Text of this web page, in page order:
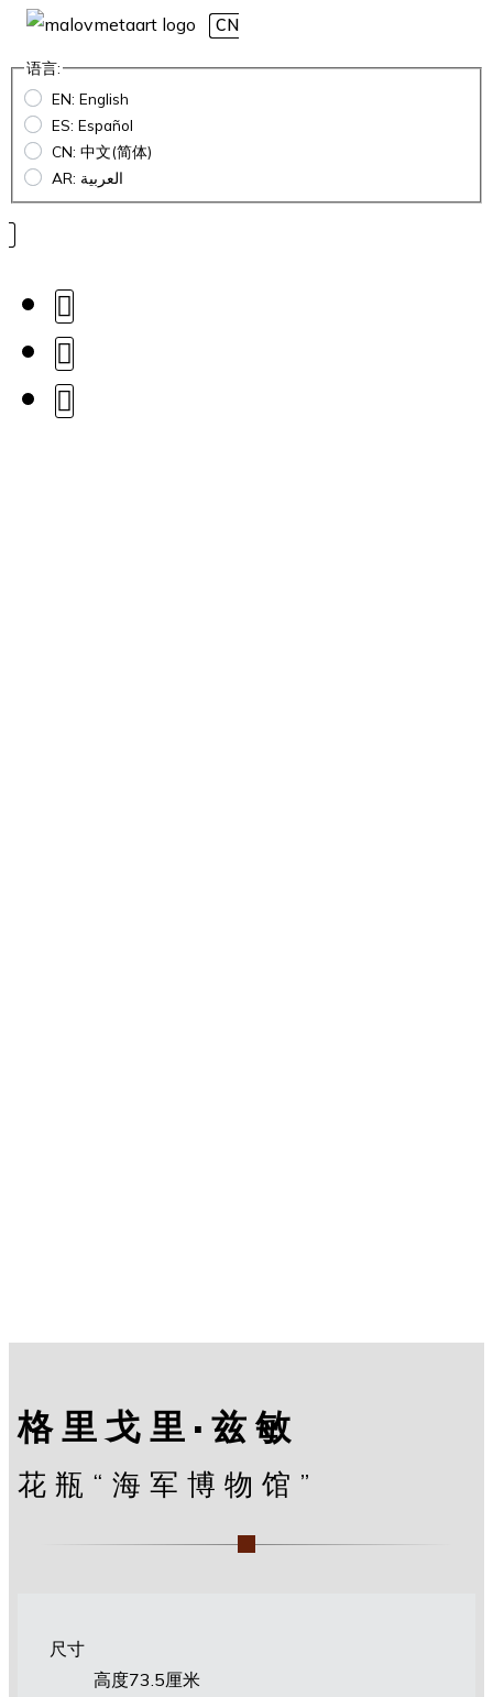
CN
语言:
EN: English
ES: Español
CN: 中文(简体)
AR: العربية
格里戈里·兹敏
花瓶“海军博物馆”
尺寸
高度73.5厘米